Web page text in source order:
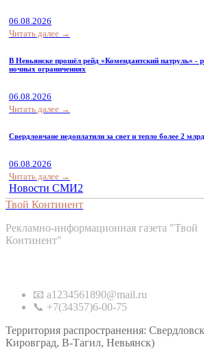
06.08.2026
Читать далее →
В Невьянске прошёл рейд «Комендантский патруль» -
ночных ограничениях
06.08.2026
Читать далее →
Свердловчане недоплатили за свет и тепло более 2
06.08.2026
Читать далее →
Новости СМИ2
Твой Континент
Рекламно-информационная газета "Твой
Континент"
📧 a1234561890@mail.ru
📞 +7(34357)6-00-75
Территория распространения:
Кировград, В-Тагил, Невьянск)